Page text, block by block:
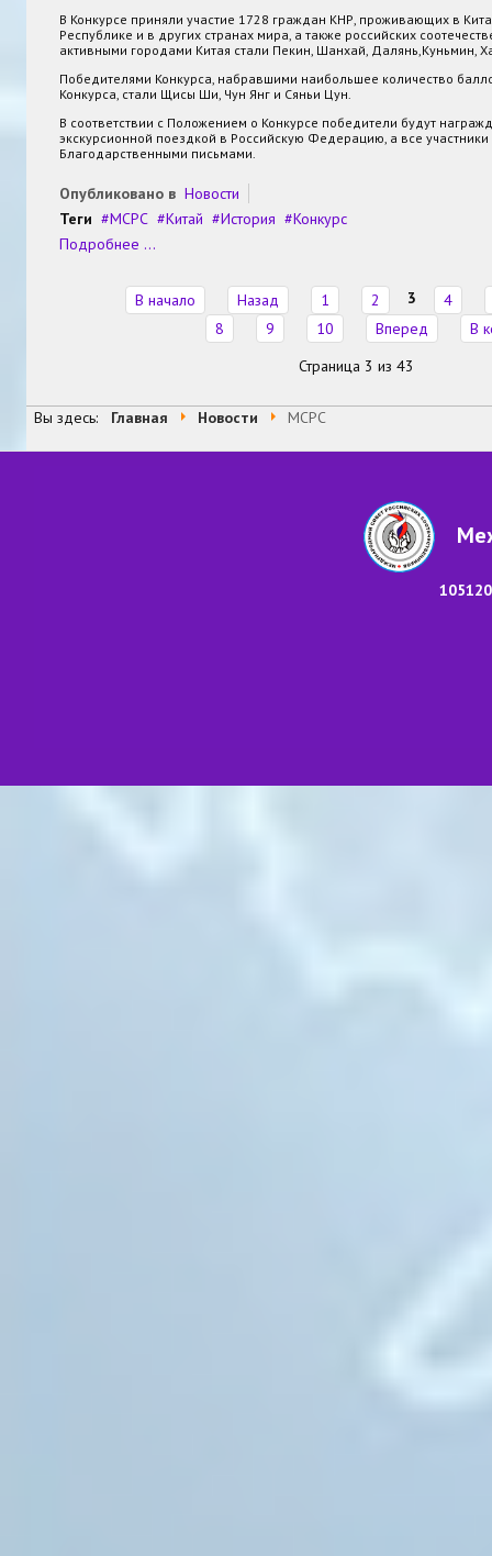
В Конкурсе приняли участие 1728 граждан КНР, проживающих в
Республике и в других странах мира, а также российских
активными городами Китая стали Пекин, Шанхай, Далянь,Куньмин,
Победителями Конкурса, набравшими наибольшее количество
Конкурса, стали Щисы Ши, Чун Янг и Сяньи Цун.
В соответствии с Положением о Конкурсе победители будут
экскурсионной поездкой в Российскую Федерацию, а все
Благодарственными письмами.
Опубликовано в Новости
Теги
МСРС Китай История
Конкурс
Подробнее ...
В начало Назад 1 2 3
4
8
9 10 Вперед
В
Страница 3 из 43
Вы здесь: Главная Новости МСРС